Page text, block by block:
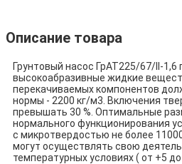
Описание товара
Грунтовый насос ГрАТ225/67/II-1,6
высокоабразивные жидкие
перекачиваемых компонентов
нормы - 2200 кг/м3. Включения
превышать 30 %. Оптимальные
нормального функционирования
с микротвердостью не более
могут осуществлять свою
температурных условиях ( от +5 до